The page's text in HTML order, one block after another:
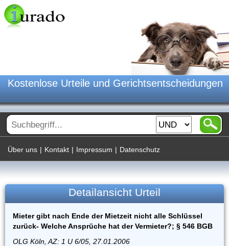
Kostenlose Urteile und Gerichtsentscheidungen
Über uns | Kontakt | Impressum | Datenschutz
Detailansicht Urteil
Mieter gibt nach Ende der Mietzeit nicht alle Schlüssel
zurück- Welche Ansprüche hat der Vermieter?; § 546 BGB
OLG Köln, AZ: 1 U 6/05, 27.01.2006